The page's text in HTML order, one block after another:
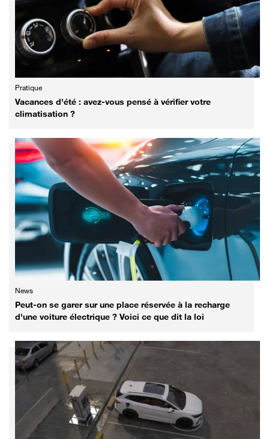
Pratique
Vacances d'été : avez-vous pensé à vérifier votre
climatisation ?
News
Peut-on se garer sur une place réservée à la recharge
d'une voiture électrique ? Voici ce que dit la loi